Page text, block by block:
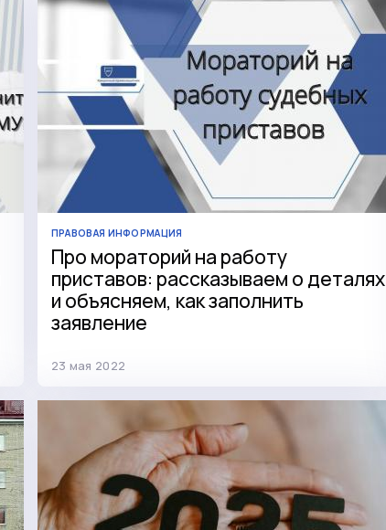
ПРАВОВАЯ ИНФОРМАЦИЯ
Про мораторий на работу
приставов: рассказываем о деталях
и объясняем, как заполнить
заявление
23 мая 2022